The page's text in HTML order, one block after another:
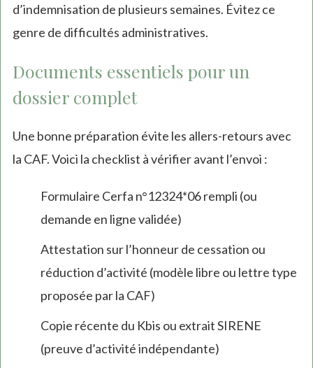
d’indemnisation de plusieurs semaines. Évitez ce
genre de difficultés administratives.
Documents essentiels pour un
dossier complet
Une bonne préparation évite les allers-retours avec
la CAF. Voici la checklist à vérifier avant l’envoi :
Formulaire Cerfa n°12324*06 rempli (ou
demande en ligne validée)
Attestation sur l’honneur de cessation ou
réduction d’activité (modèle libre ou lettre type
proposée par la CAF)
Copie récente du Kbis ou extrait SIRENE
(preuve d’activité indépendante)